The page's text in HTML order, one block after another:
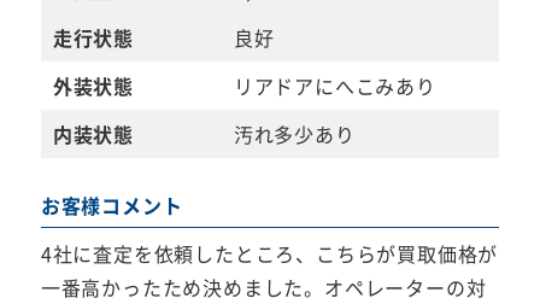
走行状態
良好
外装状態
リアドアにへこみあり
内装状態
汚れ多少あり
お客様コメント
4社に査定を依頼したところ、こちらが買取価格が
一番高かったため決めました。オペレーターの対